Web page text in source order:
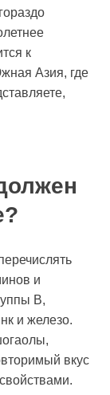
к
Азия, где
и
B,
и железо.
вкус